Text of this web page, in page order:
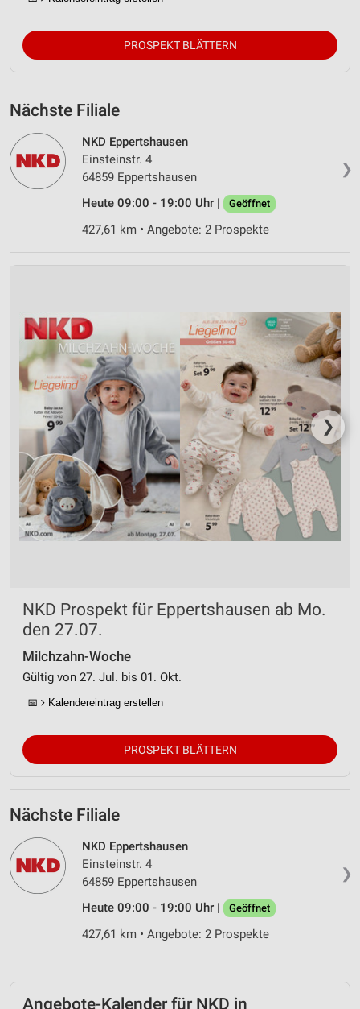
PROSPEKT BLÄTTERN
Nächste Filiale
❯
NKD Eppertshausen
Einsteinstr. 4
64859 Eppertshausen
Heute 09:00 - 19:00 Uhr |
Geöffnet
427,61 km • Angebote: 2 Prospekte
❯
NKD Prospekt für Eppertshausen ab Mo.
den 27.07.
Milchzahn-Woche
Gültig von 27. Jul. bis 01. Okt.
📅 Kalendereintrag erstellen
PROSPEKT BLÄTTERN
Nächste Filiale
❯
NKD Eppertshausen
Einsteinstr. 4
64859 Eppertshausen
Heute 09:00 - 19:00 Uhr |
Geöffnet
427,61 km • Angebote: 2 Prospekte
Angebote-Kalender für NKD in